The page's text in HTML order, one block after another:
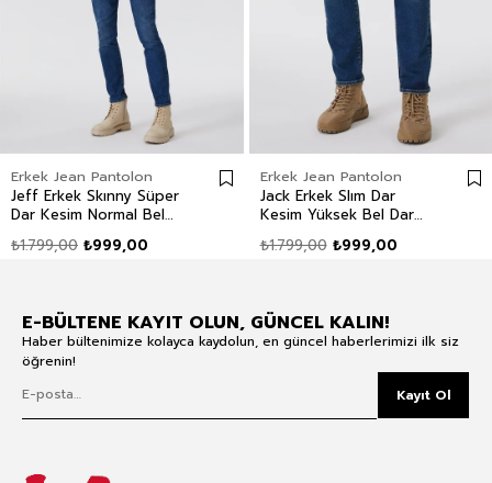
Erkek Jean Pantolon
Jeff Erkek Skınny Süper
Dar Kesim Normal Bel
Mavi
₺999,00
₺1.799,00
Erkek Jean Pantolon
Jack Erkek Slım Dar
Kesim Yüksek Bel Dar
₺999,00
₺1.799,00
E-BÜLTENE KAYIT OLUN, GÜNCEL KALIN!
Haber bültenimize kolayca kaydolun, en güncel haberlerimizi ilk siz
öğrenin!
Kayıt Ol